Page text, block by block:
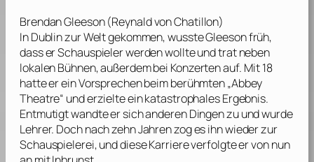
Brendan Gleeson(Reynald von Chatillon)
In Dublin zur Welt gekommen, wussteGleesonfrüh,
dass er Schauspieler werden wollte und trat neben
lokalen Bühnen, außerdem bei Konzerten auf. Mit 18
hatte er ein Vorsprechen beim berühmten „Abbey
Theatre“ und erzielte ein katastrophales Ergebnis.
Entmutigt wandte er sich anderen Dingen zu und wurde
Lehrer. Doch nach zehn Jahren zog es ihn wieder zur
Schauspielerei, und diese Karriere verfolgte er von nun